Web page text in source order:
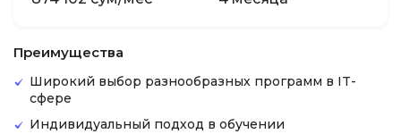
Преимущества
Широкий выбор разнообразных программ в IT-
сфере
Индивидуальный подход в обучении